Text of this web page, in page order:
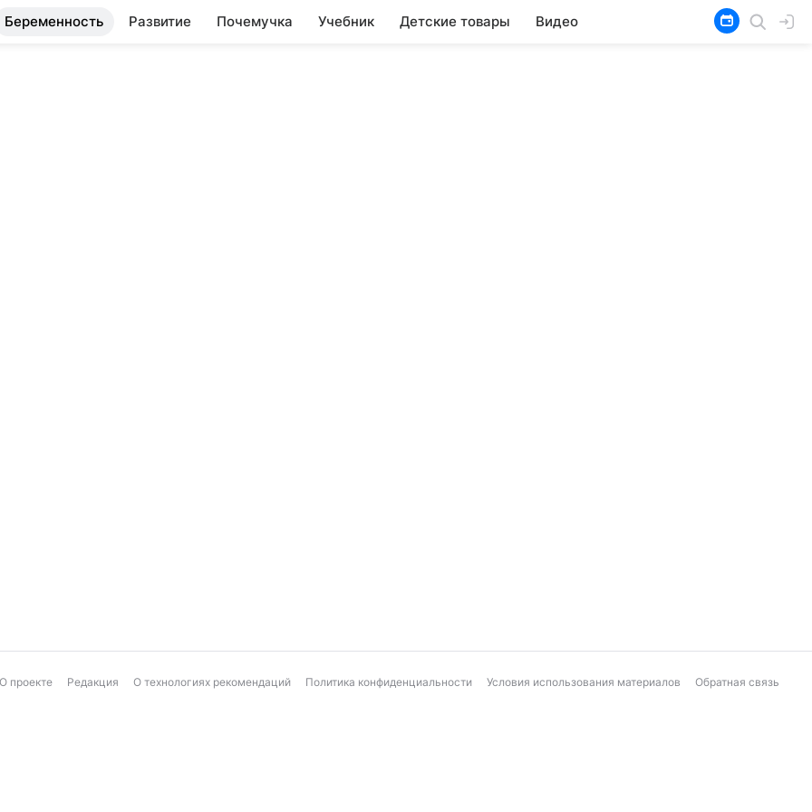
Беременность Развитие Почемучка Учебник Детские товары Видео
О проекте Редакция О технологиях рекомендаций Политика конфиденциальности Условия использования материалов Обратная связь